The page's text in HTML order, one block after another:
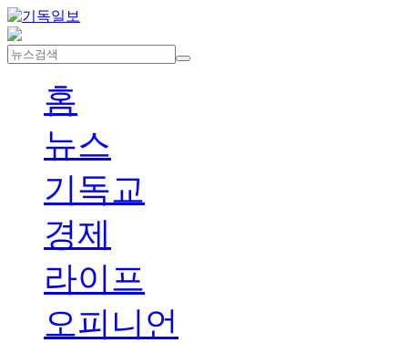
홈
뉴스
기독교
경제
라이프
오피니언